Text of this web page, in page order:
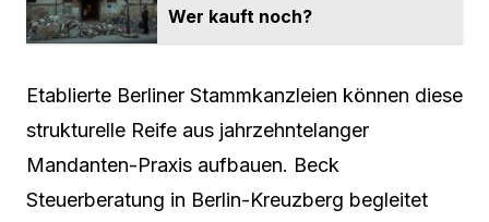
Wer kauft noch?
Etablierte Berliner Stammkanzleien können diese
strukturelle Reife aus jahrzehntelanger
Mandanten-Praxis aufbauen. Beck
Steuerberatung in Berlin-Kreuzberg begleitet